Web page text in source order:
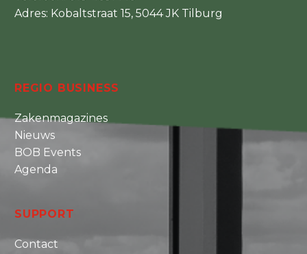
Adres: Kobaltstraat 15, 5044 JK Tilburg
REGIO BUSINESS
Zakenmagazines
Nieuws
BOB Events
Agenda
SUPPORT
Contact